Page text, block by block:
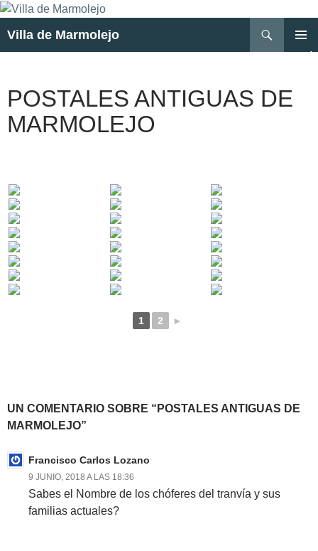
Villa de Marmolejo
POSTALES ANTIGUAS DE
MARMOLEJO
1 2 ►
UN COMENTARIO SOBRE “POSTALES ANTIGUAS DE
MARMOLEJO”
Francisco Carlos Lozano
9 JUNIO, 2018 A LAS 18:36
Sabes el Nombre de los chóferes del tranvía y sus
familias actuales?